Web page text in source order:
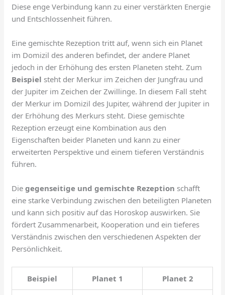
Diese enge Verbindung kann zu einer verstärkten Energie
und Entschlossenheit führen.
Eine gemischte Rezeption tritt auf, wenn sich ein Planet
im Domizil des anderen befindet, der andere Planet
jedoch in der Erhöhung des ersten Planeten steht. Zum
Beispiel steht der Merkur im Zeichen der Jungfrau und
der Jupiter im Zeichen der Zwillinge. In diesem Fall steht
der Merkur im Domizil des Jupiter, während der Jupiter in
der Erhöhung des Merkurs steht. Diese gemischte
Rezeption erzeugt eine Kombination aus den
Eigenschaften beider Planeten und kann zu einer
erweiterten Perspektive und einem tieferen Verständnis
führen.
Diegegenseitige und gemischte Rezeption schafft
eine starke Verbindung zwischen den beteiligten Planeten
und kann sich positiv auf das Horoskop auswirken. Sie
fördert Zusammenarbeit, Kooperation und ein tieferes
Verständnis zwischen den verschiedenen Aspekten der
Persönlichkeit.
Beispiel Planet 1 Planet 2